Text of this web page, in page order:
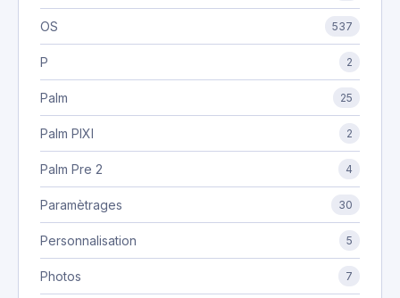
OS 537
P 2
Palm 25
Palm PIXI 2
Palm Pre 2 4
Paramètrages 30
Personnalisation 5
Photos 7